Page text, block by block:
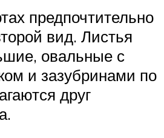
предпочтительно
вид. Листья
овальные с
и зазубринами по
друг